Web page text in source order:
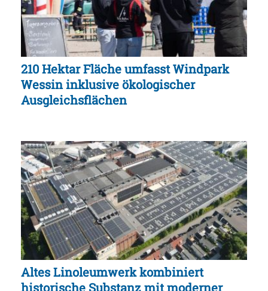
210 Hektar Fläche umfasst Windpark
Wessin inklusive ökologischer
Ausgleichsflächen
Altes Linoleumwerk kombiniert
historische Substanz mit moderner